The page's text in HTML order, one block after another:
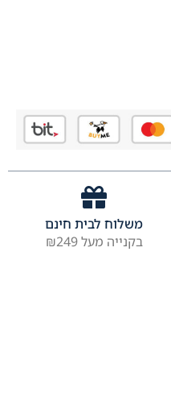
משלוח לבית חינם
בקנייה מעל ₪249